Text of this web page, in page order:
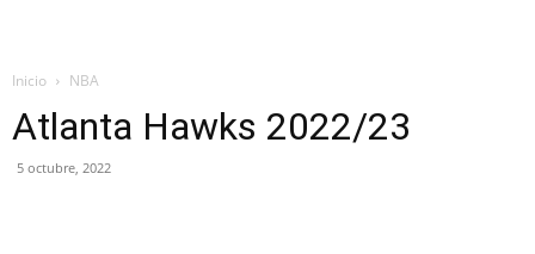
Inicio NBA
Atlanta Hawks 2022/23
5 octubre, 2022